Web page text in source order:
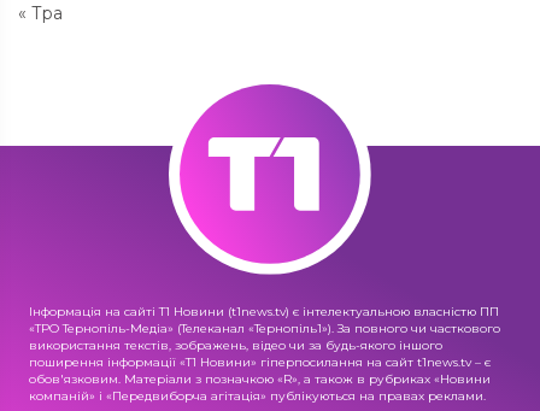
« Тра
Інформація на сайті Т1 Новини (t1news.tv) є інтелектуальною власністю ПП
«ТРО Тернопіль-Медіа» (Телеканал «Тернопіль1»). За повного чи часткового
використання текстів, зображень, відео чи за будь-якого іншого
поширення інформації «Т1 Новини» гіперпосилання на сайт t1news.tv – є
обов'язковим. Матеріали з позначкою «R», а також в рубриках «Новини
компаній» і «Передвиборча агітація» публікуються на правах реклами.